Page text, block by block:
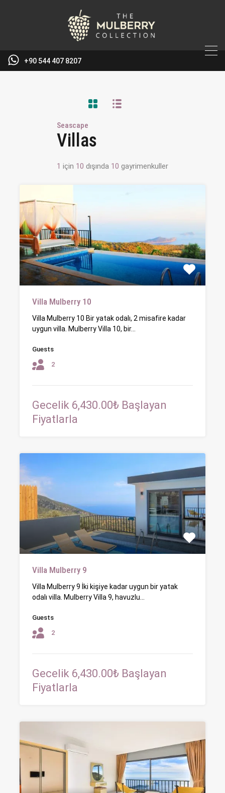
+90 544 407 8207
Seascape
Villas
1 için 10 dışında 10 gayrimenkuller
Villa Mulberry 10
Villa Mulberry 10 Bir yatak odalı, 2 misafire kadar
uygun villa. Mulberry Villa 10, bir…
Guests
2
Gecelik 6,430.00₺ Başlayan
Fiyatlarla
Villa Mulberry 9
Villa Mulberry 9 İki kişiye kadar uygun bir yatak
odalı villa. Mulberry Villa 9, havuzlu…
Guests
2
Gecelik 6,430.00₺ Başlayan
Fiyatlarla